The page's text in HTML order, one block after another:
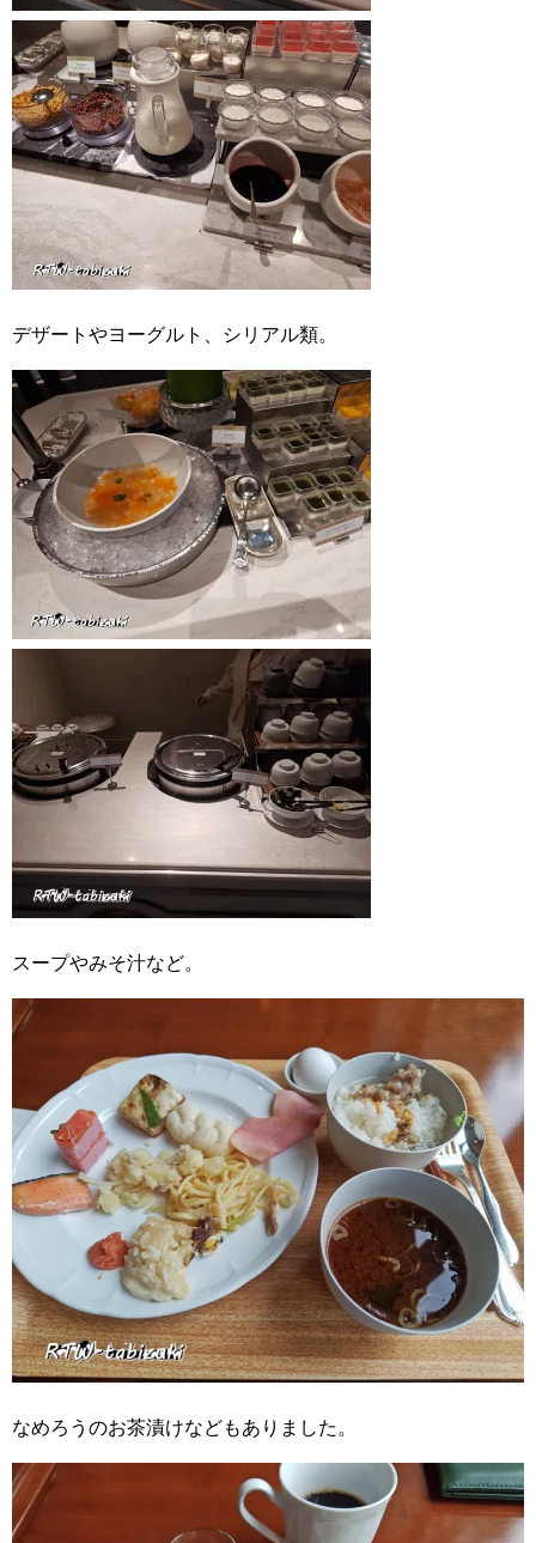
デザートやヨーグルト、シリアル類。
スープやみそ汁など。
なめろうのお茶漬けなどもありました。